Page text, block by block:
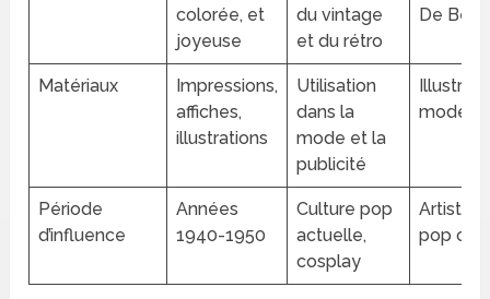
colorée, et
joyeuse
du vintage
et du rétro
De
Matériaux
Impressions,
affiches,
illustrations
Utilisation
dans la
mode et la
publicité
Période
d’influence
Années
1940-1950
Culture pop
actuelle,
cosplay
Artistes
pop